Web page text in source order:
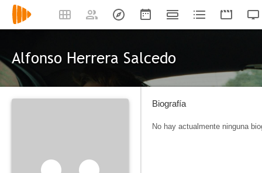
Alfonso Herrera Salcedo
Biografía
No hay actualmente ninguna